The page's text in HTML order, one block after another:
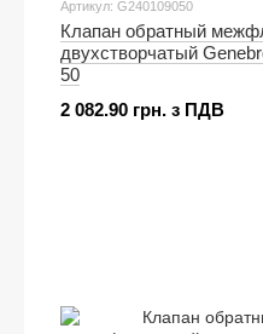
Артикул: G240109050
Клапан обратный
двухстворчатый
50
2 082.90 грн. з ПДВ